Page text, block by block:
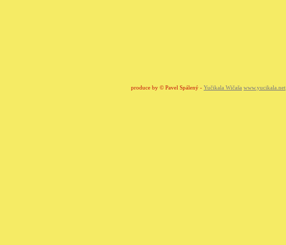
produce by © Pavel Spálený - Yučikala Wičaša www.yucikala.net